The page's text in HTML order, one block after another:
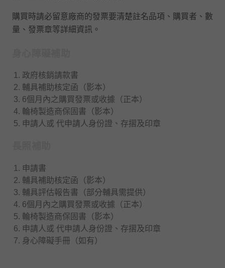
購買時請必留意廠商的發票要清楚註名品項、購買者、數
量、發票章等詳細資訊。
政府核銷請款書
輔具補助核定函（影本）
6個月內之購買發票或收據（正本）
輪椅製造商保固書（影本）
申請人或 代申請人身份證、存摺及印章
申請書
輔具補助核定函（影本）
輔具評估報告書（部分輔具需提供）
6個月內之購買發票或收據（正本）
輪椅製造商保固書（影本）
申請人或 代申請人身份證、存摺及印章
身心障礙手冊（如有）